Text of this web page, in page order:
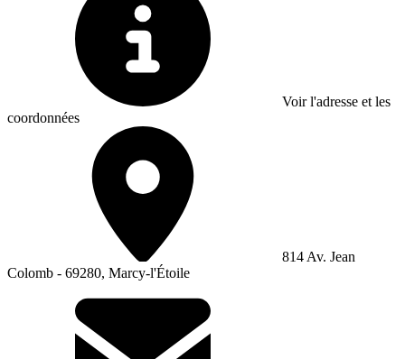
Voir l'adresse et les
coordonnées
814 Av. Jean
Colomb - 69280, Marcy-l'Étoile